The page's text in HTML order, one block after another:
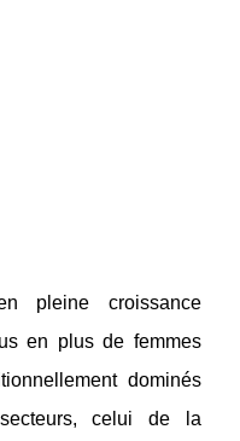
pleine croissance
en plus de femmes
dominés
celui de la